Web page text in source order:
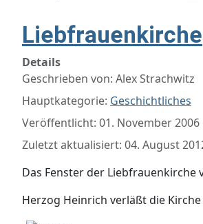
Liebfrauenkirche
Details
Geschrieben von: Alex Strachwitz
Hauptkategorie: Geschichtliches
Veröffentlicht: 01. November 2006
Zuletzt aktualisiert: 04. August
Das Fenster der Liebfrauenkirche
Herzog Heinrich verläßt die